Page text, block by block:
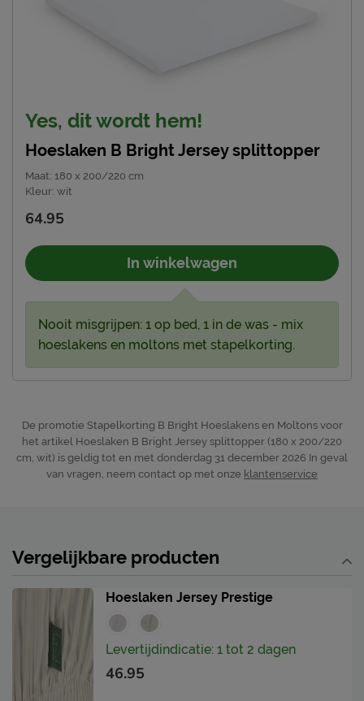
Yes, dit wordt hem!
Hoeslaken B Bright Jersey splittopper
Maat: 180 x 200/220 cm
Kleur: wit
64.95
In winkelwagen
Nooit misgrijpen: 1 op bed, 1 in de was - mix
hoeslakens en moltons met stapelkorting.
De promotie Stapelkorting B Bright Hoeslakens en Moltons voor
het artikel Hoeslaken B Bright Jersey splittopper (180 x 200/220
cm, wit) is geldig tot en met donderdag 31 december 2026 In geval
van vragen, neem contact op met onze klantenservice
Vergelijkbare producten
Hoeslaken Jersey Prestige
Levertijdindicatie: 1 tot 2 dagen
46.95